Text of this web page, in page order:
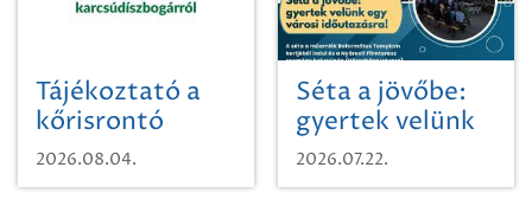
Tájékoztató a
kőrisrontó
karcsúdíszbogárról
2026.08.04.
Séta a jövőbe:
gyertek velünk
egy városi
időutazásra!
2026.07.22.